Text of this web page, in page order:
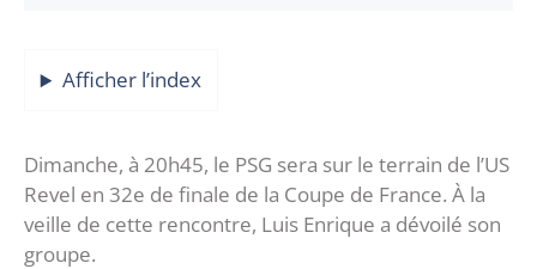
Afficher l’index
Dimanche, à 20h45, le PSG sera sur le terrain de l’US
Revel en 32e de finale de la Coupe de France. À la
veille de cette rencontre, Luis Enrique a dévoilé son
groupe.